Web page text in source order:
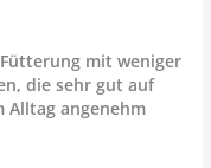
mit weniger
die sehr gut auf
Alltag angenehm